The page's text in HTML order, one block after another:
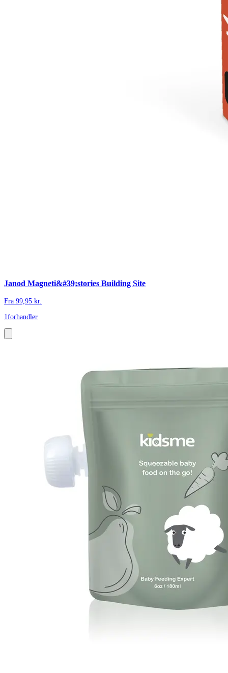
Janod Magneti&#39;stories Building Site
Fra 99,95 kr.
1forhandler